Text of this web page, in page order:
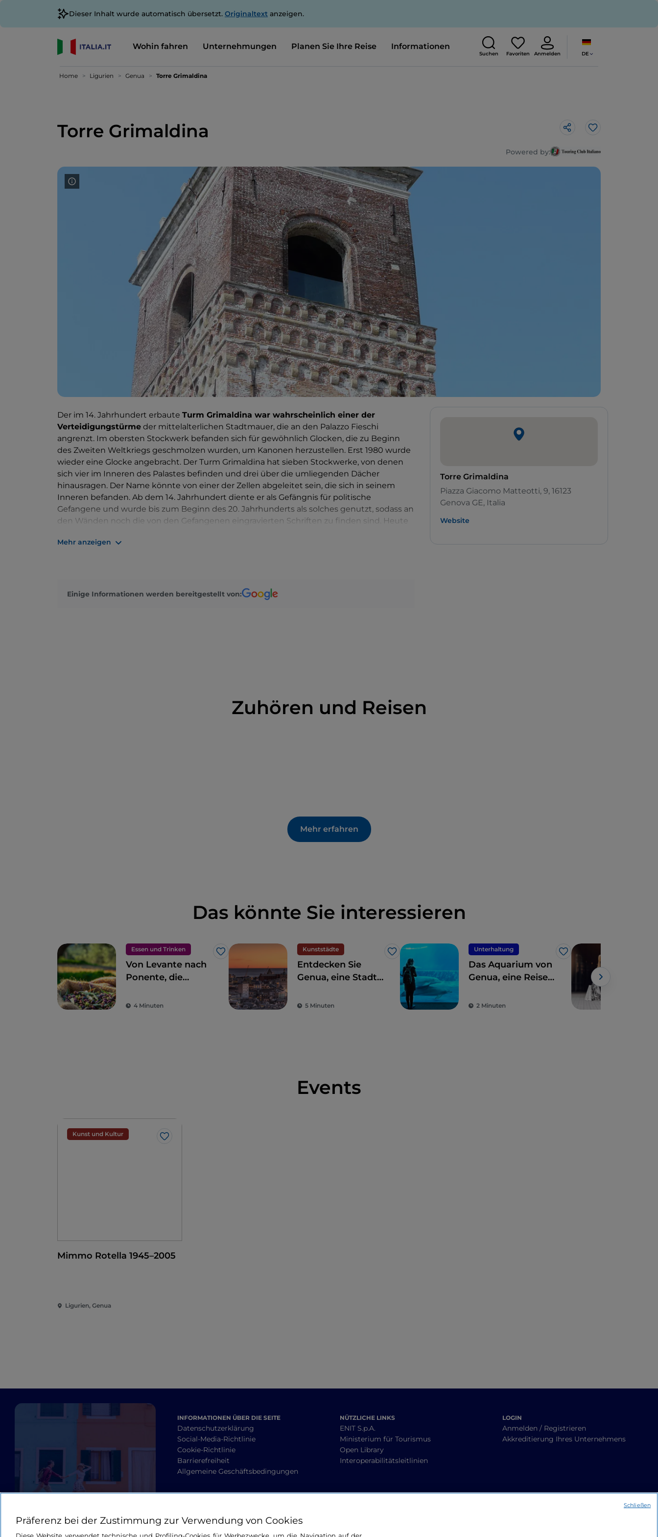
Dieser Inhalt wurde automatisch übersetzt. Originaltext anzeigen.
Wohin fahren Unternehmungen Planen Sie Ihre Reise Informationen
Suchen Favoriten Anmelden DE
Home Ligurien Genua Torre Grimaldina
Torre Grimaldina Like
Powered by:
Der im 14. Jahrhundert erbaute Turm Grimaldina war wahrscheinlich einer der
Verteidigungstürme der mittelalterlichen Stadtmauer, die an den Palazzo Fieschi
angrenzt. Im obersten Stockwerk befanden sich für gewöhnlich Glocken, die zu Beginn
des Zweiten Weltkriegs geschmolzen wurden, um Kanonen herzustellen. Erst 1980 wurde
wieder eine Glocke angebracht. Der Turm Grimaldina hat sieben Stockwerke, von denen
sich vier im Inneren des Palastes befinden und drei über die umliegenden Dächer
hinausragen. Der Name könnte von einer der Zellen abgeleitet sein, die sich in seinem
Inneren befanden. Ab dem 14. Jahrhundert diente er als Gefängnis für politische
Gefangene und wurde bis zum Beginn des 20. Jahrhunderts als solches genutzt, sodass an
den Wänden noch die von den Gefangenen eingravierten Schriften zu finden sind. Heute
der vielen Gefangenen erzählt, darunter auch Paganini
Mehr anzeigen
Einige Informationen werden bereitgestellt von:
Torre Grimaldina
Piazza Giacomo Matteotti, 9, 16123
Genova GE, Italia
Website
Zuhören und Reisen
Mehr erfahren
Das könnte Sie interessieren
Essen und Trinken
Like
Von Levante nach
Ponente, die
11 Etappen
4 Minuten
Kunststädte
Like
Entdecken Sie
Genua, eine Stadt
glorreichen
5 Minuten
Unterhaltung
Like
Das Aquarium von
Genua, eine Reise
Unterwasserwelt
2 Minuten
Events
Kunst und Kultur
Like
Mimmo Rotella 1945–2005
Ligurien, Genua
INFORMATIONEN ÜBER DIE SEITE
Datenschutzerklärung
Social-Media-Richtlinie
Cookie-Richtlinie
Barrierefreiheit
Allgemeine Geschäftsbedingungen
NÜTZLICHE LINKS
ENIT S.p.A.
Ministerium für Tourismus
Open Library
Interoperabilitätsleitlinien
LOGIN
Anmelden / Registrieren
Akkreditierung Ihres Unternehmens
Präferenz bei der Zustimmung zur Verwendung von Cookies
Schließen